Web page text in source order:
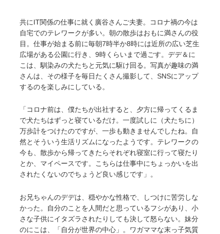
共にIT関係の仕事に就く廣谷さんご夫妻。コロナ禍の今は
自宅でのテレワークが多い。朝の散歩はおもに満さんの役
目。仕事が始まる前に毎朝7時半か8時には近所の広い芝生
広場がある公園に行き、9時くらいまで過ごす。デデ＆に
こは、馴染みの犬たちと元気に駆け回る。写真が趣味の満
さんは、その様子を毎日たくさん撮影して、SNSにアップ
するのを楽しみにしている。
「コロナ前は、僕たちが出社すると、夕方に帰ってくるま
で犬たちはずっと寝ているだけ。一度試しに（犬たちに）
万歩計をつけたのですが、一歩も動きませんでしたね。自
然とそういう生活リズムになったようです。テレワークの
今も、散歩から帰ってきたらそれぞれ寝室に行って寝たり
とか、マイペースです。こちらは仕事中にちょっかいを出
されたくないのでちょうど良い感じです」。
お兄ちゃんのデデは、穏やかな性格で、しつけに苦労しな
かった。自分のことを人間だと思っているフシがあり、小
さな子供にイタズラされたりしても決して怒らない。妹分
のにこは、「自分が世界の中心」。ワガママな末っ子気質